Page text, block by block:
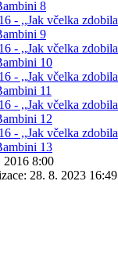
2016 8:00
28. 8. 2023 16:49